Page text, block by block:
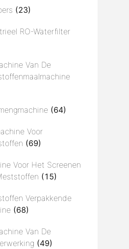
(23)
RO-Waterfilter
Van De
(64)
Voor
(69)
Voor Het Screenen
(15)
Verpakkende
(68)
Van De
(49)